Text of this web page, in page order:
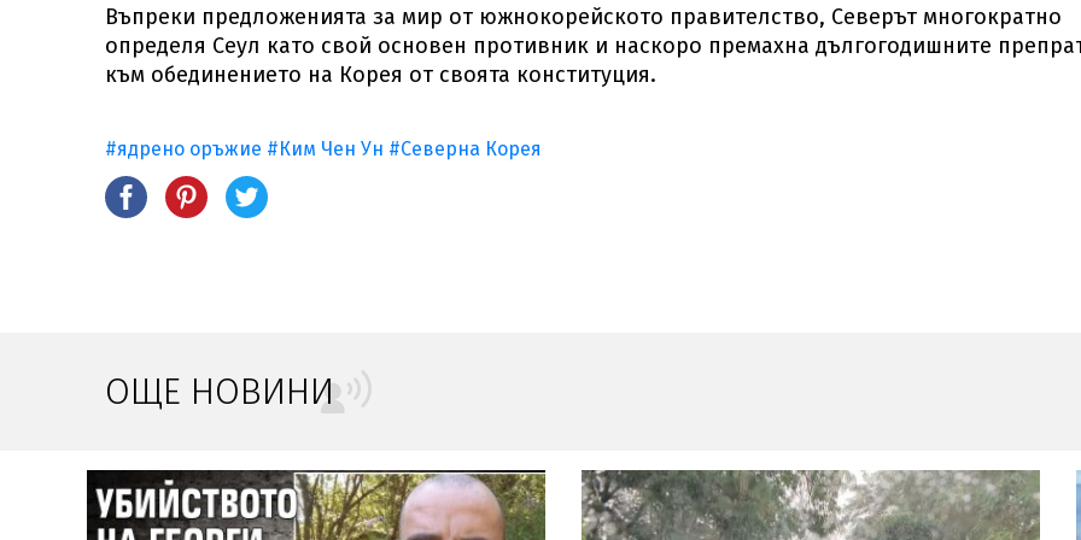
Въпреки предложенията за мир от южнокорейското правителство, Северът многократно
определя Сеул като свой основен противник и наскоро премахна дългогодишните
към обединението на Корея от своята конституция.
#ядрено оръжие #Ким Чен Ун #Северна Корея
ОЩЕ НОВИНИ